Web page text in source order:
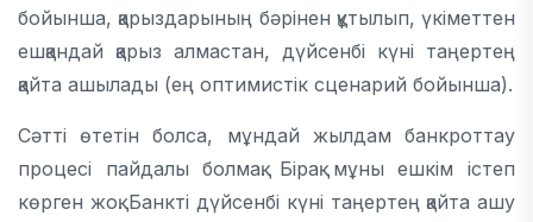
бойынша, қарыздарының бәрінен құтылып, үкіметтен
ешқандай қарыз алмастан, дүйсенбі күні таңертең
қайта ашылады (ең оптимистік сценарий бойынша).
Сәтті өтетін болса, мұндай жылдам банкроттау
процесі пайдалы болмақ. Бірақ мұны ешкім істеп
көрген жоқ. Банкті дүйсенбі күні таңертең қайта ашу